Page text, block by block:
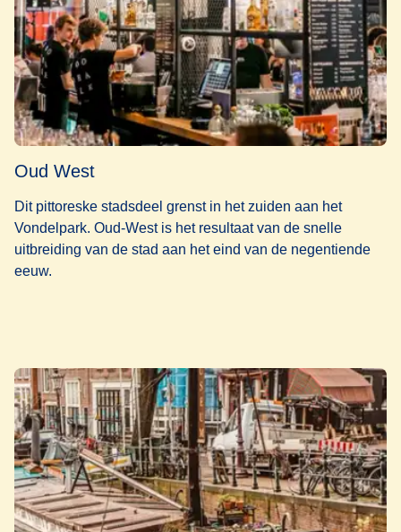
Oud West
Dit pittoreske stadsdeel grenst in het zuiden aan het
Vondelpark. Oud-West is het resultaat van de snelle
uitbreiding van de stad aan het eind van de negentiende
eeuw.